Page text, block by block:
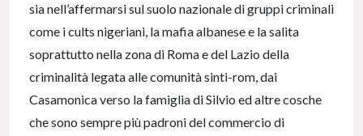
sia nell’affermarsi sul suolo nazionale di gruppi criminali
come i cults nigeriani, la mafia albanese e la salita
soprattutto nella zona di Roma e del Lazio della
criminalità legata alle comunità sinti-rom, dai
Casamonica verso la famiglia di Silvio ed altre cosche
che sono sempre più padroni del commercio di